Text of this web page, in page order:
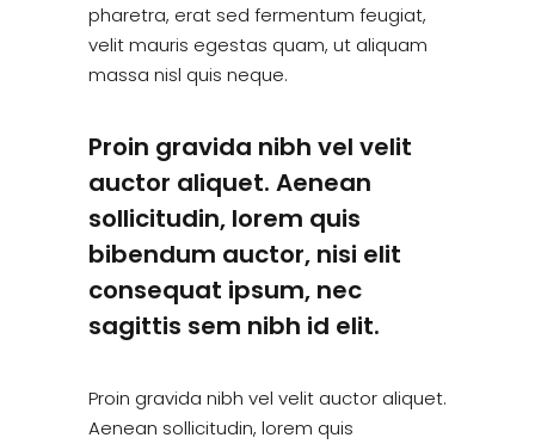
pharetra, erat sed fermentum feugiat,
velit mauris egestas quam, ut aliquam
massa nisl quis neque.
Proin gravida nibh vel velit
auctor aliquet. Aenean
sollicitudin, lorem quis
bibendum auctor, nisi elit
consequat ipsum, nec
sagittis sem nibh id elit.
Proin gravida nibh vel velit auctor aliquet.
Aenean sollicitudin, lorem quis